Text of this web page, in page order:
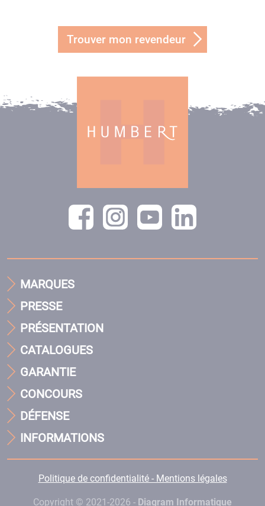
Trouver mon revendeur
MARQUES
PRESSE
PRÉSENTATION
CATALOGUES
GARANTIE
CONCOURS
DÉFENSE
INFORMATIONS
Politique de confidentialité - Mentions légales
Copyright © 2021-2026 - Diagram Informatique